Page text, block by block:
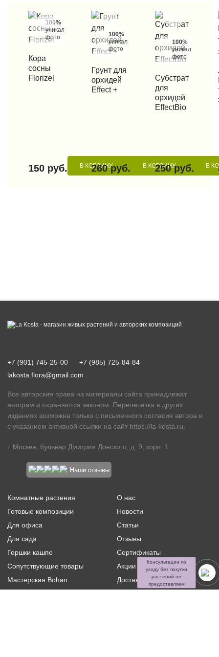
100%
уникальные
фото
КУПИТЬ В 1 КЛИК
Кора
сосны
Florizel
150 руб. В КОРЗИНУ
100%
уникальные
фото
КУПИТЬ В 1 КЛИК
Грунт для
орхидей
Effect +
260 руб. В КОРЗИНУ
100%
уникальные
фото
КУПИТЬ В 1 КЛИК
Субстрат
для
орхидей
EffectBio
250 руб. В
+7 (901) 745-25-00
+7 (985) 725-84-84
lakosta.flora@gmail.com
Все авторские права на материалы сайта принадлежат
авторам и охраняются законом. Перепечатка в других
изданиях возможна только с письменного согласия автора и
с указанием активной ссылки на сайт https://la-kosta.ru
г. Москва, бульвар Дмитрия Донского, д. 9, корп. 1
Наши отзывы
Комнатные растения
Готовые композиции
Для офиса
Для сада
Горшки кашпо
Сопутствующие товары
Мастерская Bohan
О нас
Новости
Статьи
Отзывы
Сертификаты
Акции и скидки
Доставка и оплата
Консультации по
уходу без покупки
растений не
предоставляем